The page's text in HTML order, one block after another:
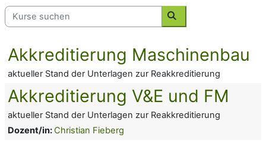
Kurse suchen
Kurse suchen
Akkreditierung Maschinenbau
aktueller Stand der Unterlagen zur Reakkreditierung
Akkreditierung V&E und FM
aktueller Stand der Unterlagen zur Reakkreditierung
Dozent/in:Christian Fieberg